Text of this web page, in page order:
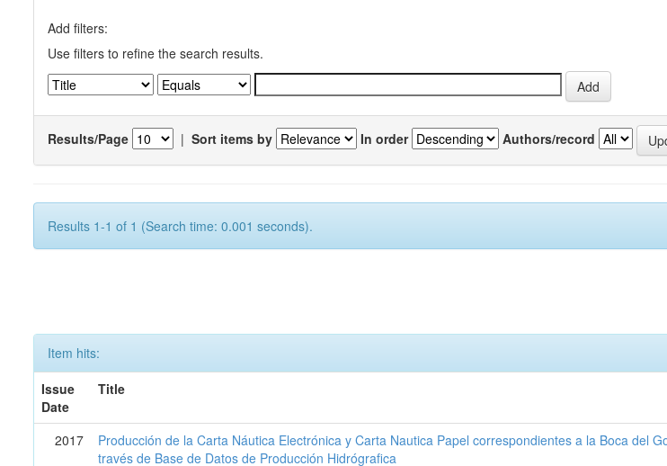
Add filters:
Use filters to refine the search results.
Results/Page | Sort items by In order Authors/record
Results 1-1 of 1 (Search time: 0.001 seconds).
Item hits:
Issue
Date
Title
2017
Producción de la Carta Náutica Electrónica y Carta Nautica Papel correspondientes a la Boca del
través de Base de Datos de Producción Hidrógrafica